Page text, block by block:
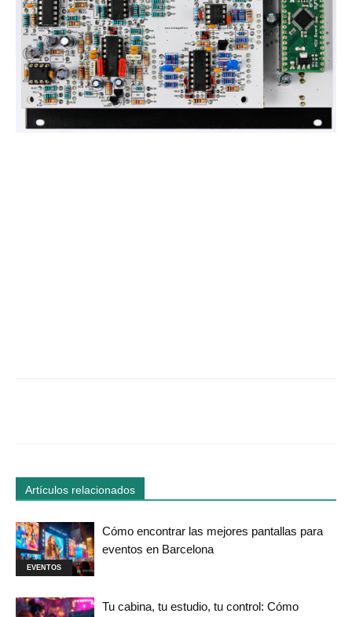
Artículos relacionados
EVENTOS
Cómo encontrar las mejores pantallas para
eventos en Barcelona
Tu cabina, tu estudio, tu control: Cómo